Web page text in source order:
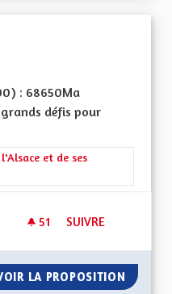
: 68650Ma
défis pour
: L'attractivité
et de ses
51 51 ABONNÉS
SUIVRE
LA PROPOSITION